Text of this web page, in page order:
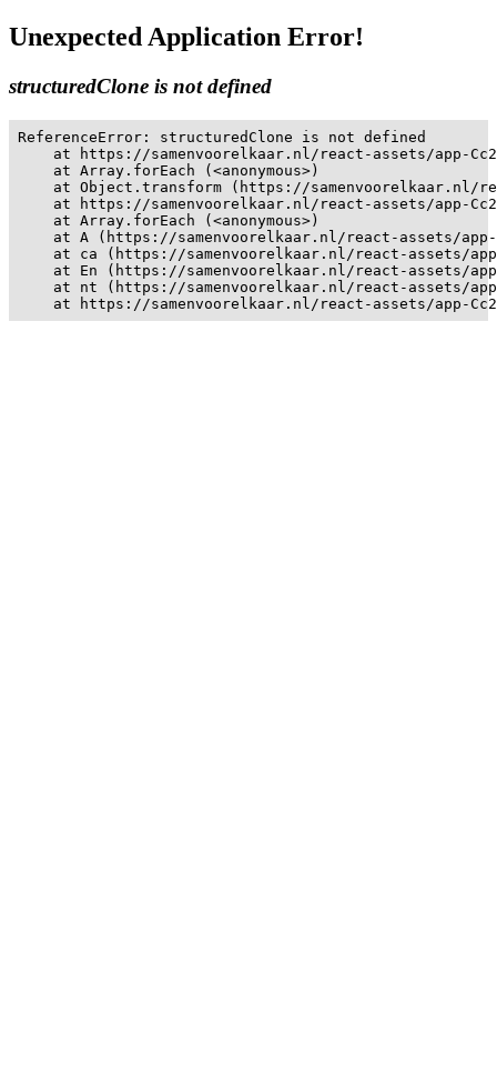
Unexpected Application Error!
structuredClone is not defined
ReferenceError: structuredClone is not defined
at https://samenvoorelkaar.nl/react-assets/app-
    at Array.forEach (<anonymous>)
at Object.transform (https://samenvoorelkaar.nl/
at https://samenvoorelkaar.nl/react-assets/app-
    at Array.forEach (<anonymous>)
at A (https://samenvoorelkaar.nl/react-assets/
at ca (https://samenvoorelkaar.nl/react-assets/
at En (https://samenvoorelkaar.nl/react-assets/
at nt (https://samenvoorelkaar.nl/react-assets/
at https://samenvoorelkaar.nl/react-assets/app-